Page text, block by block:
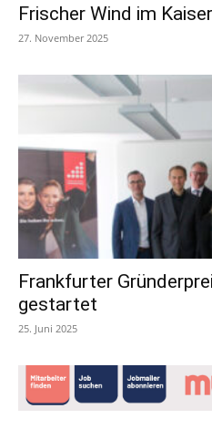
Frischer Wind im
27. November 2025
Frankfurter
gestartet
25. Juni 2025